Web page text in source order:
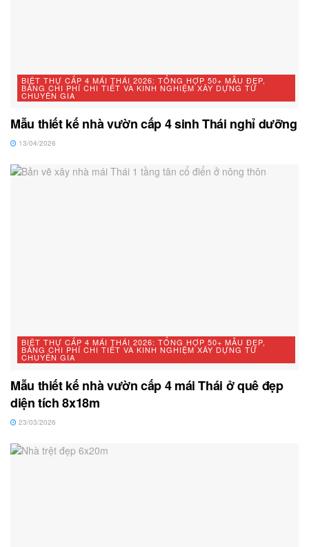
BIỆT THỰ CẤP 4 MÁI THÁI 2026: TỔNG HỢP 50+ MẪU ĐẸP,
BẢNG CHI PHÍ CHI TIẾT VÀ KINH NGHIỆM XÂY DỰNG TỪ
CHUYÊN GIA
Mẫu thiết kế nhà vườn cấp 4 sinh Thái nghỉ dưỡng
13/04/2026
BIỆT THỰ CẤP 4 MÁI THÁI 2026: TỔNG HỢP 50+ MẪU ĐẸP,
BẢNG CHI PHÍ CHI TIẾT VÀ KINH NGHIỆM XÂY DỰNG TỪ
CHUYÊN GIA
Mẫu thiết kế nhà vườn cấp 4 mái Thái ở quê đẹp
diện tích 8x18m
23/03/2026